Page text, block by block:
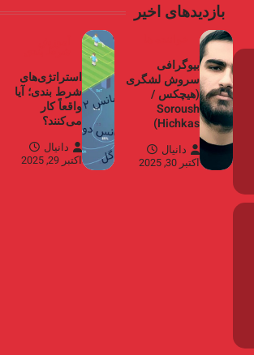
بازدیدهای اخیر
بیوگرافی
سروش لشگری
(هیچکس /
Soroush
Hichkas)
دانیال
اکتبر 30, 2025
استراتژی‌های
شرط بندی؛ آیا
واقعاً کار
می‌کنند؟
دانیال
اکتبر 29, 2025